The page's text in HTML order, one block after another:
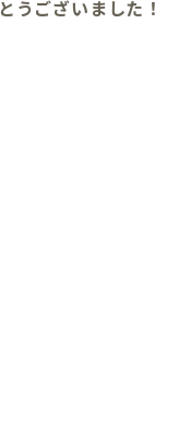
うございました！